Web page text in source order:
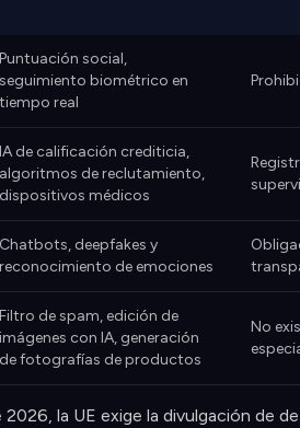
Puntuación social,
seguimiento biométrico en
tiempo real
IA de calificación crediticia,
algoritmos de reclutamiento,
dispositivos médicos
Chatbots, deepfakes y
reconocimiento de emociones
Filtro de spam, edición de
imágenes con IA, generación
de fotografías de productos
No
la UE exige la divulgación de